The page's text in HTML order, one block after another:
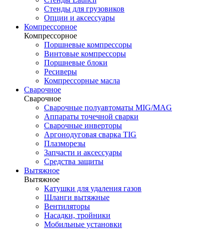
Стенды для грузовиков
Опции и аксессуары
Компрессорное
Компрессорное
Поршневые компрессоры
Винтовые компрессоры
Поршневые блоки
Ресиверы
Компрессорные масла
Сварочное
Сварочное
Сварочные полуавтоматы MIG/MAG
Аппараты точечной сварки
Сварочные инверторы
Аргонодуговая сварка TIG
Плазморезы
Запчасти и аксессуары
Средства защиты
Вытяжное
Вытяжное
Катушки для удаления газов
Шланги вытяжные
Вентиляторы
Насадки, тройники
Мобильные установки